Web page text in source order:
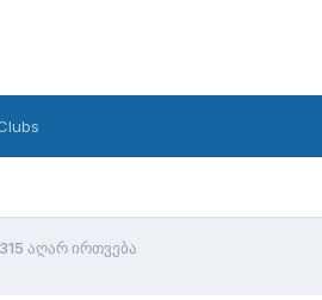
აღარ ირთვება